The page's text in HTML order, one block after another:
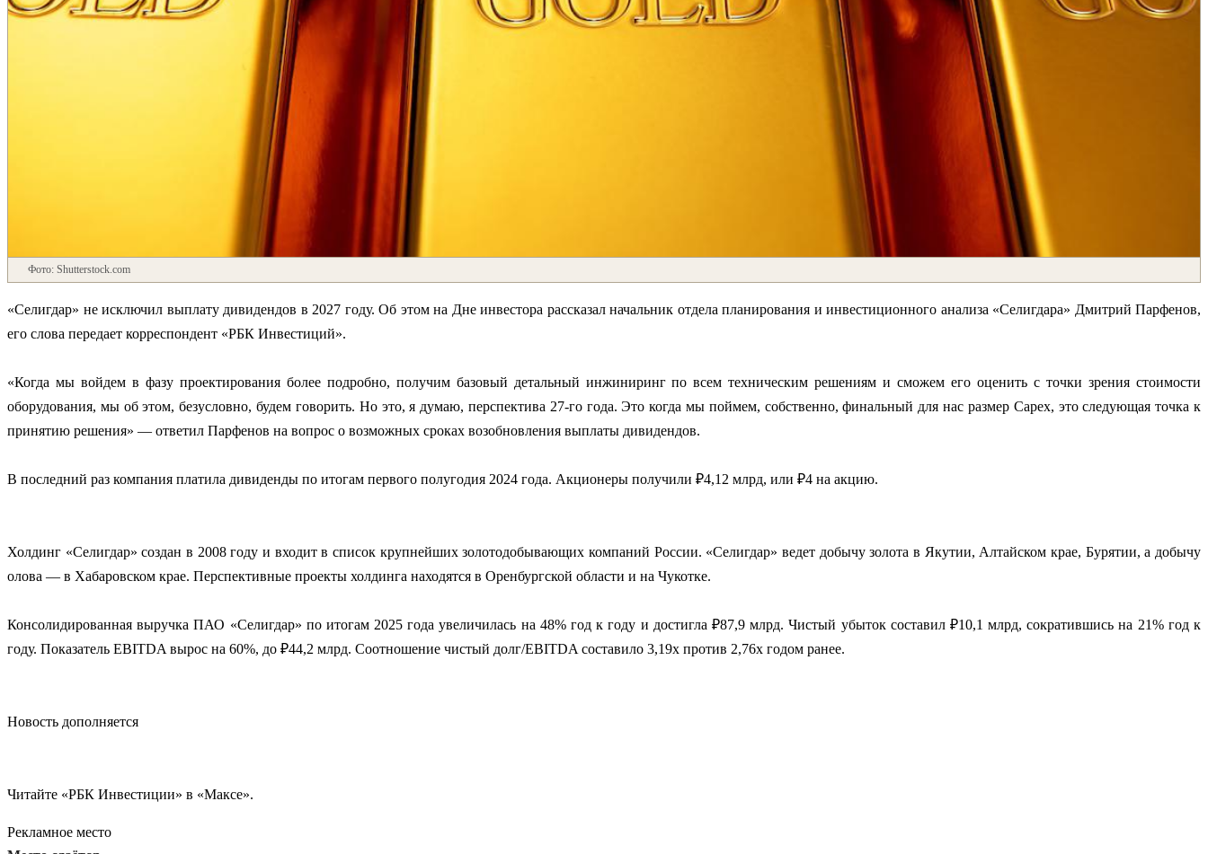
Фото: Shutterstock.com
«Селигдар» не исключил выплату дивидендов в 2027 году. Об этом на Дне инвестора рассказал начальник отдела планирования и инвестиционного анализа «Селигдара» Дмитрий Парфенов,
его слова передает корреспондент «РБК Инвестиций».
«Когда мы войдем в фазу проектирования более подробно, получим базовый детальный инжиниринг по всем техническим решениям и сможем его оценить с точки зрения стоимости
оборудования, мы об этом, безусловно, будем говорить. Но это, я думаю, перспектива 27-го года. Это когда мы поймем, собственно, финальный для нас размер Capex, это следующая точка к
принятию решения» — ответил Парфенов на вопрос о возможных сроках возобновления выплаты дивидендов.
В последний раз компания платила дивиденды по итогам первого полугодия 2024 года. Акционеры получили ₽4,12 млрд, или ₽4 на акцию.
Холдинг «Селигдар» создан в 2008 году и входит в список крупнейших золотодобывающих компаний России. «Селигдар» ведет добычу золота в Якутии, Алтайском крае, Бурятии, а добычу
олова — в Хабаровском крае. Перспективные проекты холдинга находятся в Оренбургской области и на Чукотке.
Консолидированная выручка ПАО «Селигдар» по итогам 2025 года увеличилась на 48% год к году и достигла ₽87,9 млрд. Чистый убыток составил ₽10,1 млрд, сократившись на 21% год к
году. Показатель EBITDA вырос на 60%, до ₽44,2 млрд. Соотношение чистый долг/EBITDA составило 3,19х против 2,76х годом ранее.
Новость дополняется
Читайте «РБК Инвестиции» в «Максе».
Рекламное место